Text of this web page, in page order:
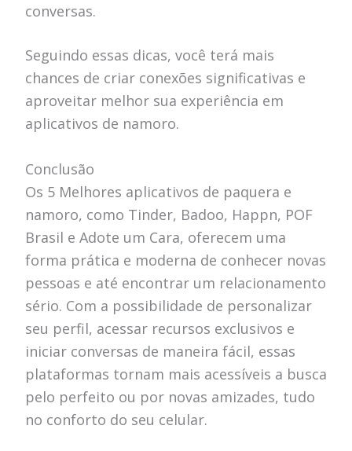
conversas.
Seguindo essas dicas, você terá mais
chances de criar conexões significativas e
aproveitar melhor sua experiência em
aplicativos de namoro.
Conclusão
Os 5 Melhores aplicativos de paquera e
namoro, como Tinder, Badoo, Happn, POF
Brasil e Adote um Cara, oferecem uma
forma prática e moderna de conhecer novas
pessoas e até encontrar um relacionamento
sério. Com a possibilidade de personalizar
seu perfil, acessar recursos exclusivos e
iniciar conversas de maneira fácil, essas
plataformas tornam mais acessíveis a busca
pelo perfeito ou por novas amizades, tudo
no conforto do seu celular.